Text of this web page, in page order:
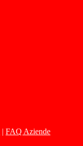
| FAQ Aziende